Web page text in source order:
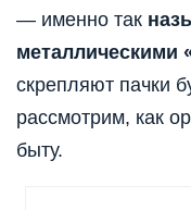
— именно так
металлическими
скрепляют пачки
рассмотрим, как
быту.